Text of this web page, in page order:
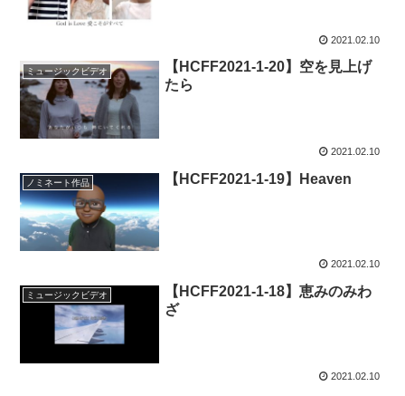
2021.02.10
ミュージックビデオ
【HCFF2021-1-20】空を見上げ
たら
2021.02.10
ノミネート作品 【HCFF2021-1-19】Heaven
2021.02.10
ミュージックビデオ
【HCFF2021-1-18】恵みのみわ
ざ
2021.02.10